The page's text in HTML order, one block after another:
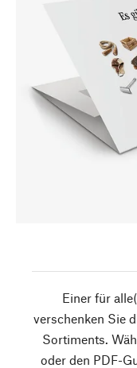
Einer für
verschenken Sie
Sortiments.
oder den PDF-